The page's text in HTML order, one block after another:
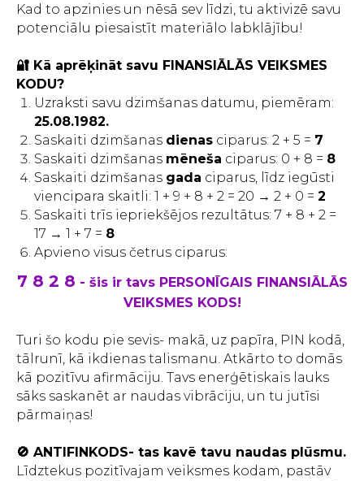
Kad to apzinies un nēsā sev līdzi, tu aktivizē savu
potenciālu piesaistīt materiālo labklājību!
🔐 Kā aprēķināt savu FINANSIĀLĀS VEIKSMES
KODU?
Uzraksti savu dzimšanas datumu, piemēram:
25.08.1982.
Saskaiti dzimšanas dienas ciparus: 2 + 5 = 7
Saskaiti dzimšanas mēneša ciparus: 0 + 8 = 8
Saskaiti dzimšanas gada ciparus, līdz iegūsti
viencipara skaitli: 1 + 9 + 8 + 2 = 20 → 2 + 0 = 2
Saskaiti trīs iepriekšējos rezultātus: 7 + 8 + 2 =
17 → 1 + 7 = 8
Apvieno visus četrus ciparus:
7 8 2 8 - šis ir tavs PERSONĪGAIS FINANSIĀLĀS
VEIKSMES KODS!
Turi šo kodu pie sevis- makā, uz papīra, PIN kodā,
tālrunī, kā ikdienas talismanu. Atkārto to domās
kā pozitīvu afirmāciju. Tavs enerģētiskais lauks
sāks saskanēt ar naudas vibrāciju, un tu jutīsi
pārmaiņas!
🚫 ANTIFINKODS- tas kavē tavu naudas plūsmu.
Līdztekus pozitīvajam veiksmes kodam, pastāv